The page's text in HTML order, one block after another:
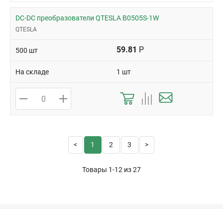
DC-DC преобразователи QTESLA B0505S-1W
QTESLA
500 шт 59.81 Р
На складе 1 шт
1 2 3
Товары 1-12 из27